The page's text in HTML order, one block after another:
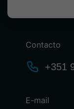
Contacto
+351
E-mail